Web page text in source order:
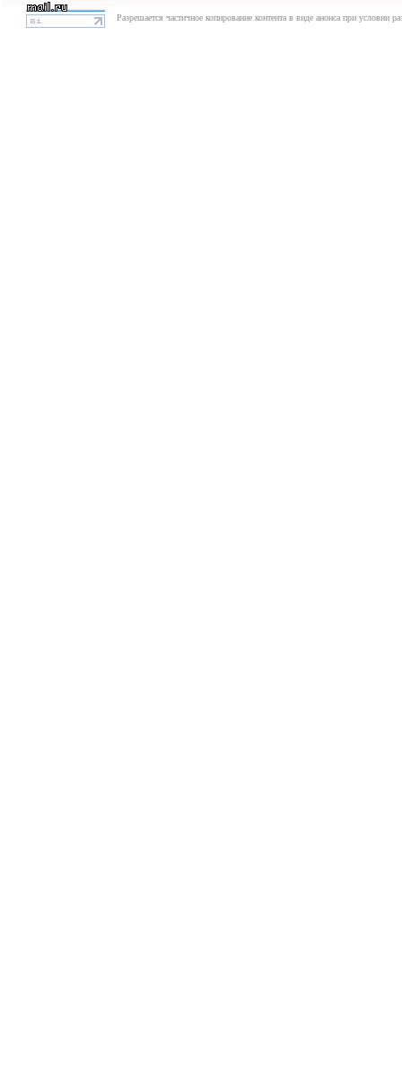
Разрешается частичное копирование контента в виде анонса при условии